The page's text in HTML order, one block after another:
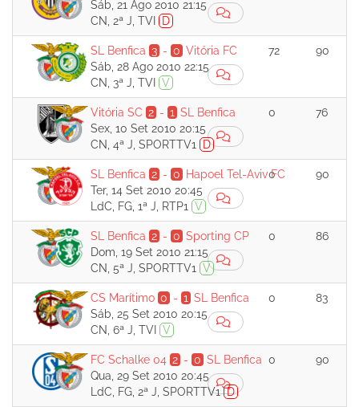
Sáb, 21 Ago 2010 21:15
CN, 2ª J, TVI
D
SL Benfica 3- 0 Vitória FC
Sáb, 28 Ago 2010 22:15
CN, 3ª J, TVI
V
72 90
Vitória SC 2- 1 SL Benfica
Sex, 10 Set 2010 20:15
CN, 4ª J, SPORTTV1
D
0 76
SL Benfica 2- 0
Hapoel Tel-Aviv FC
Ter, 14 Set 2010 20:45
LdC, FG, 1ª J, RTP1
V
0 90
SL Benfica 2- 0 Sporting CP
Dom, 19 Set 2010 21:15
CN, 5ª J, SPORTTV1
V
0 86
CS Marítimo 0 - 1 SL Benfica
Sáb, 25 Set 2010 20:15
CN, 6ª J, TVI
V
0 83
FC Schalke 04 2- 0 SL Benfica
Qua, 29 Set 2010 20:45
LdC, FG, 2ª J, SPORTTV1 D
0 90